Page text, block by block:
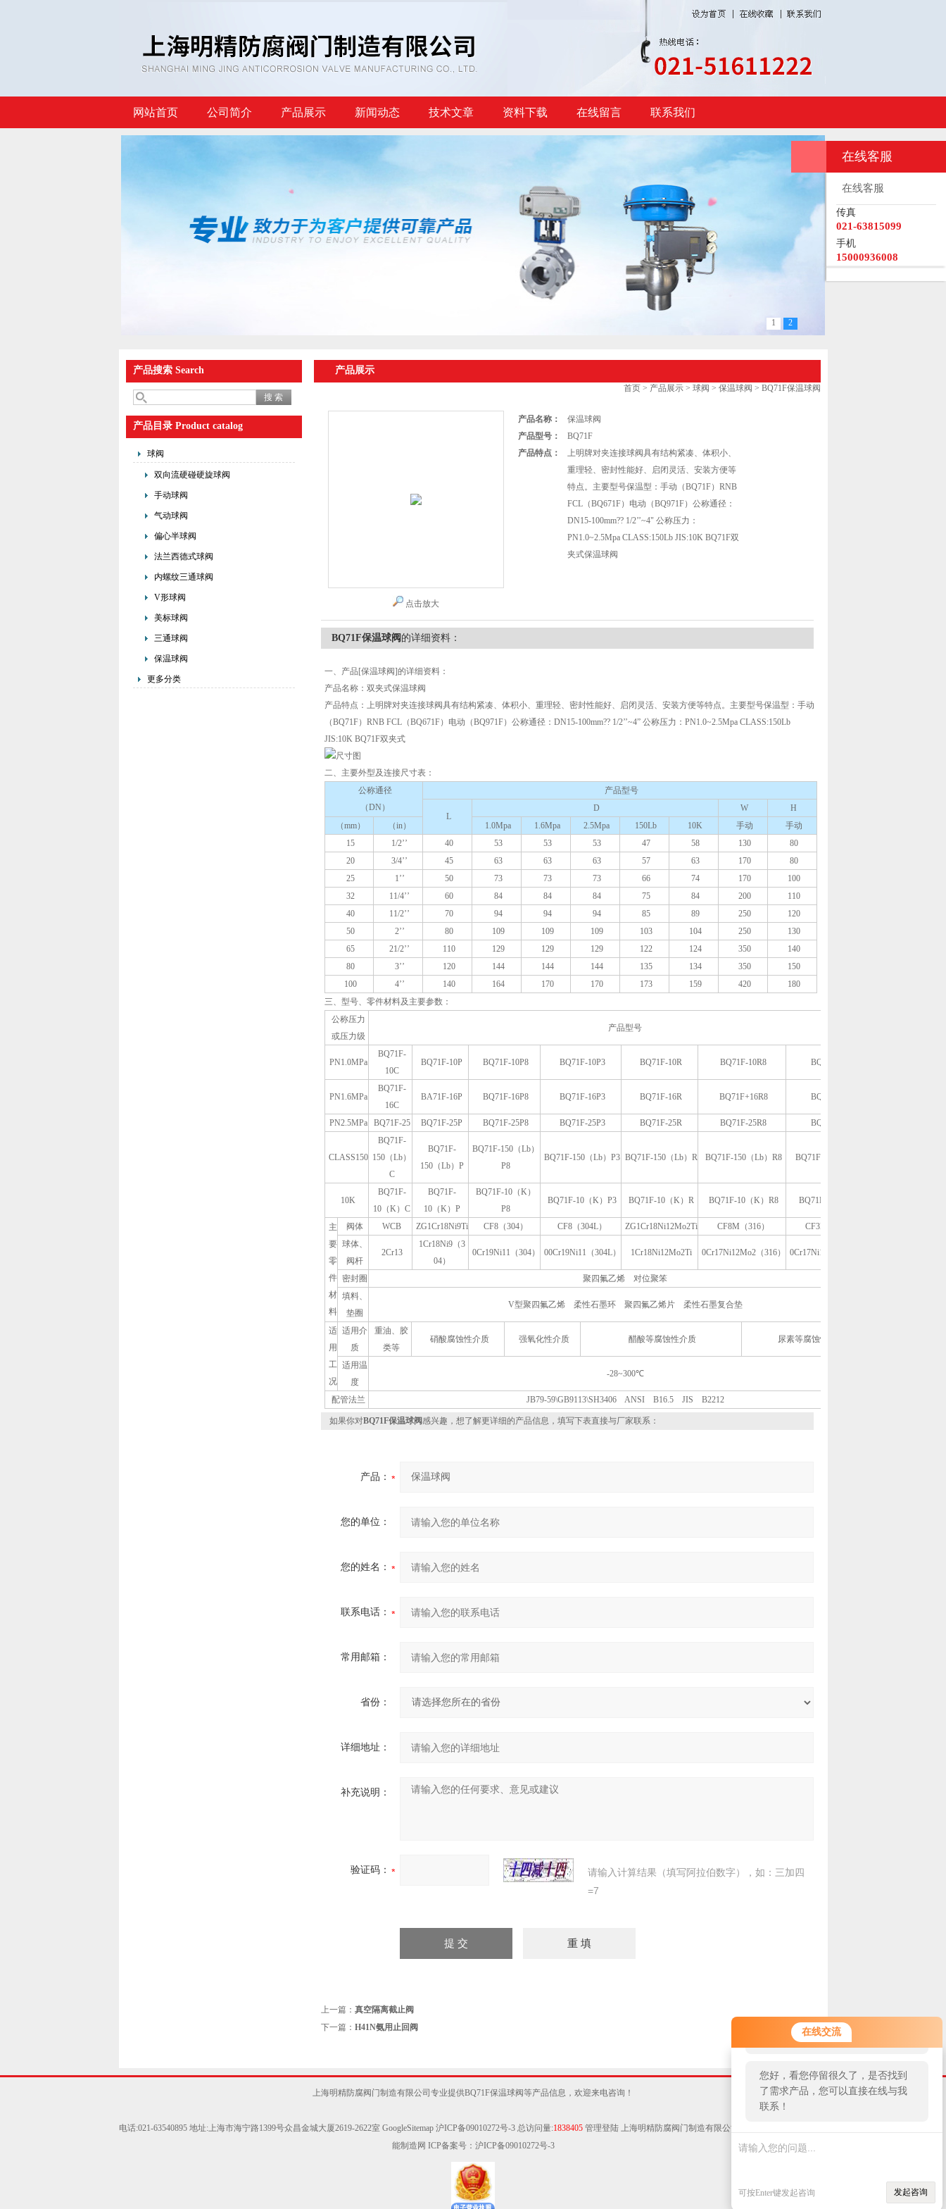
在线交流
您好！欢迎前来咨询，很高兴为您
服务，请问您要咨询什么问题呢？
您好，看您停留很久了，是否找到
了需求产品，您可以直接在线与我
联系！
可按Enter键发起咨询 发起咨询
网站首页 公司简介 产品展示 新闻动态 技术文章 资料下载 在线留言 联系我们
1 2
产品搜索 Search
产品目录 Product catalog
球阀
双向流硬碰硬旋球阀
手动球阀
气动球阀
偏心半球阀
法兰西德式球阀
内螺纹三通球阀
V形球阀
美标球阀
三通球阀
保温球阀
更多分类
产品展示
首页> 产品展示> 球阀 > 保温球阀 > BQ71F保温球阀
点击放大
产品名称：
保温球阀
产品型号：
BQ71F
产品特点：
上明牌对夹连接球阀具有结构紧凑、体积小、
重理轻、密封性能好、启闭灵活、安装方便等
特点。主要型号保温型：手动（BQ71F）RNB
FCL（BQ671F）电动（BQ971F）公称通径：
DN15-100mm?? 1/2’’~4" 公称压力：
PN1.0~2.5Mpa CLASS:150Lb JIS:10K BQ71F双
夹式保温球阀
BQ71F保温球阀 的详细资料：
一、产品[保温球阀]的详细资料：
产品名称：双夹式保温球阀
产品特点：上明牌对夹连接球阀具有结构紧凑、体积小、重理轻、密封性能好、启闭灵活、安装方便等特点。主要型号保温型：手动
（BQ71F）RNB FCL（BQ671F）电动（BQ971F）公称通径：DN15-100mm?? 1/2’’~4” 公称压力：PN1.0~2.5Mpa CLASS:150Lb
JIS:10K BQ71F双夹式
二、主要外型及连接尺寸表：
公称通径
（DN）
产品型号
L
D W
H
（mm）
（in） 1.0Mpa 1.6Mpa 2.5Mpa 150Lb 10K 手动
手动
15
1/2’’ 40 53 53 53 47 58 130
80
20
3/4’’ 45 63 63 63 57 63 170
80
25
1’’ 50 73 73 73 66 74 170
100
32
11/4’’ 60 84 84 84 75 84 200
110
40
11/2’’ 70 94 94 94 85 89 250
120
50
2’’ 80 109 109 109 103 104 250
130
65
21/2’’ 110 129 129 129 122 124 350
140
80
3’’ 120 144 144 144 135 134 350
150
100
4’’ 140 164 170 170 173 159 420
180
三、型号、零件材料及主要参数 ：
公称压力
或压力级
产品型号
PN1.0MPa
BQ71F-
10C
BQ71F-10P BQ71F-10P8 BQ71F-10P3 BQ71F-10R BQ71F-10R8 BQ71F-10R3
PN1.6MPa
BQ71F-
16C
BA71F-16P BQ71F-16P8 BQ71F-16P3 BQ71F-16R BQ71F+16R8 BQ71F-16R3
PN2.5MPa BQ71F-25 BQ71F-25P BQ71F-25P8 BQ71F-25P3 BQ71F-25R BQ71F-25R8 BQ71F-25R3
CLASS150
BQ71F-
150（Lb）
C
BQ71F-
150（Lb）P
BQ71F-150（Lb）
P8
BQ71F-150（Lb）P3 BQ71F-150（Lb）R BQ71F-150（Lb）R8 BQ71F-150（Lb）R3
10K
BQ71F-
10（K）C
BQ71F-
10（K）P
BQ71F-10（K）
P8
BQ71F-10（K）P3 BQ71F-10（K）R BQ71F-10（K）R8 BQ71F-10（K）R3
主
要
零
件
材
料
阀体 WCB ZG1Cr18Ni9Ti CF8（304） CF8（304L） ZG1Cr18Ni12Mo2Ti CF8M（316）
CF3M（316L）
球体、
阀杆
2Cr13
1Cr18Ni9（3
04）
0Cr19Ni11（304） 00Cr19Ni11（304L） 1Cr18Ni12Mo2Ti 0Cr17Ni12Mo2（316） 0Cr17Ni12Mo2（316L）
密封圈
聚四氟乙烯 对位聚笨
填料、
垫圈
V型聚四氟乙烯 柔性石墨环 聚四氟乙烯片 柔性石墨复合垫
适
用
工
况
适用介
质
重油、胶
类等
硝酸腐蚀性介质 强氧化性介质 醋酸等腐蚀性介质 尿素等腐蚀性介质
适用温
度
-28~300℃
配管法兰 JB79-59\GB9113\SH3406 ANSI B16.5 JIS B2212
如果你对BQ71F保温球阀感兴趣，想了解更详细的产品信息，填写下表直接与厂家联系：
产品：
您的单位：
您的姓名：
联系电话：
常用邮箱：
省份：
详细地址：
补充说明：
验证码：
请输入计算结果（填写阿拉伯数字），如：三加四
=7
上一篇： 真空隔离截止阀
下一篇： H41N氨用止回阀
上海明精防腐阀门制造有限公司专业提供BQ71F保温球阀等产品信息，欢迎来电咨询！
电话:021-63540895 地址:上海市海宁路1399号众昌金城大厦2619-2622室 GoogleSitemap 沪ICP备09010272号-3总访问量:1838405 管理登陆上海明精防腐阀门制造有限公司 版权所有 技术支持：
能制造网 ICP备案号： 沪ICP备09010272号-3
在线客服
在线客服
传真
021-63815099
手机
15000936008